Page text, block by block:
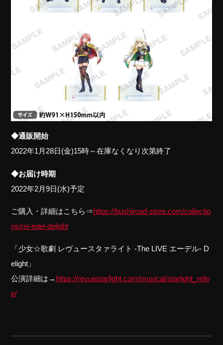
◆通販開始
2022年1月28日(金)15時～在庫なくなり次第終了
◆お届け時期
2022年2月9日(水)予定
ご購入・詳細はこちら⇒https://bushiroad-store.com/collectio
ns/rsl-edel-delight
「少女☆歌劇 レヴュースタァライト -The LIVE エーデル- D
elight」
公演詳細は→ https://revuestarlight.com/musical/starlight_reliv
e/